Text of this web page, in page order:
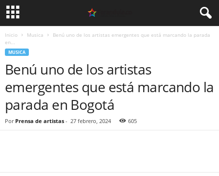
Inicio Musica
Benú uno de los artistas emergentes que está marcando la parada
en...
MUSICA
Benú uno de los artistas
emergentes que está marcando la
parada en Bogotá
Por Prensa de artistas - 27 febrero, 2024 605